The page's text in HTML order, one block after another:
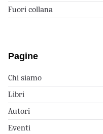
Fuori collana
Pagine
Chi siamo
Libri
Autori
Eventi